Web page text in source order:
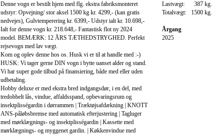
Denne vogn er bestilt hjem med flg. ekstra fabriksmonteret
udstyr: Opvejning/ stor aksel 1500 kg kr. 4299,- (kan gratis
nedvejes), Gulvtemperering kr. 6399,- Udstyr ialt kr. 10.698,-
Ialt for denne vogn kr. 218.648,- Fantastisk flot ny 2024
model. BEMÆRK: 12 ÅRS TÆTHEDSTRYGHED. Perfekt
rejsevogn med lav vægt.
Kom og oplev denne hos os. Husk vi er til at handle med :-)
HUSK: Vi tager gerne DIN vogn i bytte uanset alder og stand.
Vi har super gode tilbud på finansiering, både med eller uden
udbetaling.
Hobby deluxe er med ekstra bred indgangsdør, i en del, med
tredobbelt lås, vindue, affaldsspand, opbevaringsrum og
insektplisségardin i dørrammen | Træktøjsafdækning | KNOTT
ANS-påløbsbremse med automatisk efterjustering | Tagluger
med mørklægnings- og insektplisségardin | Kassette med
mørklægnings- og myggenet gardin. | Køkkenvindue med
Lastvægt:
387 kg.
Totalvægt:
1500 kg.
Årgang
2025